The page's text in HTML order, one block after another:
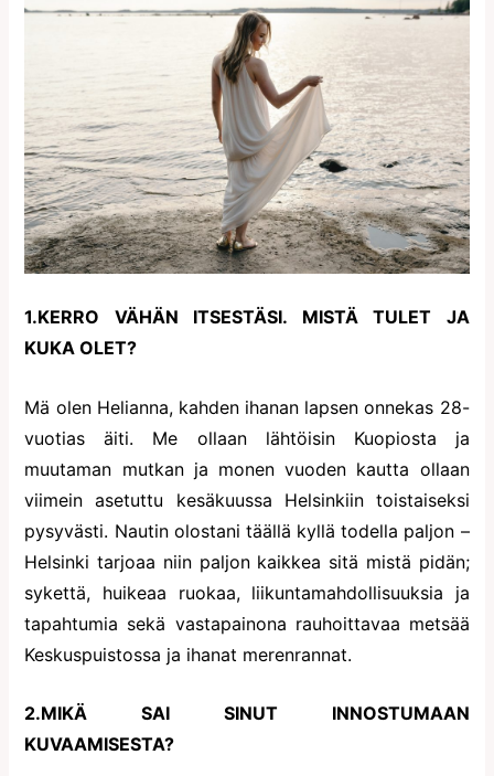
1.KERRO VÄHÄN ITSESTÄSI. MISTÄ TULET JA
KUKA OLET?
Mä olen Helianna, kahden ihanan lapsen onnekas 28-
vuotias äiti. Me ollaan lähtöisin Kuopiosta ja
muutaman mutkan ja monen vuoden kautta ollaan
viimein asetuttu kesäkuussa Helsinkiin toistaiseksi
pysyvästi. Nautin olostani täällä kyllä todella paljon –
Helsinki tarjoaa niin paljon kaikkea sitä mistä pidän;
sykettä, huikeaa ruokaa, liikuntamahdollisuuksia ja
tapahtumia sekä vastapainona rauhoittavaa metsää
Keskuspuistossa ja ihanat merenrannat.
2.MIKÄ SAI SINUT INNOSTUMAAN
KUVAAMISESTA?